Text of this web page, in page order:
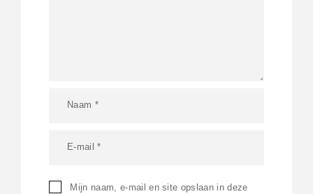
Mijn naam, e-mail en site opslaan in deze